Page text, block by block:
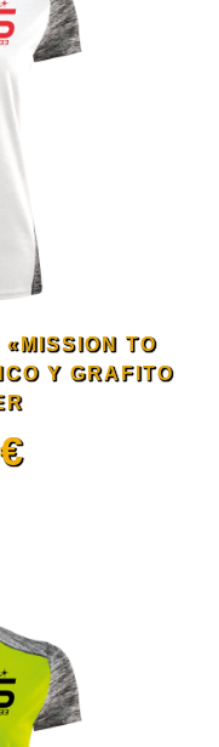
TO
Y GRAFITO
€